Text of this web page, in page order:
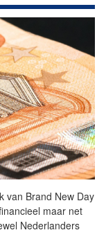
van Brand New Day
maar net
Nederlanders